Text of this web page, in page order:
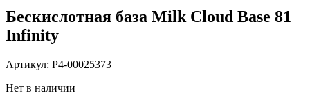
Бескислотная база Milk Cloud Base 81
Infinity
Артикул: P4-00025373
Нет в наличии